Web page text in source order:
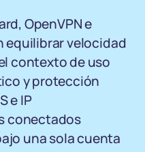
OpenVPN e
equilibrar velocidad
contexto de uso
y protección
e IP
conectados
una sola cuenta